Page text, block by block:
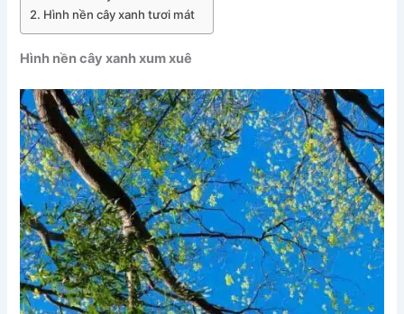
Hình nền cây xanh tươi mát
Hình nền cây xanh xum xuê